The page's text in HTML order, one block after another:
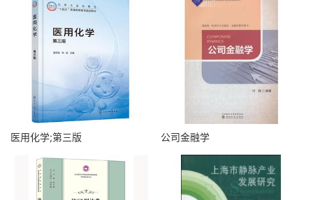
医用化学;第三版 公司金融学